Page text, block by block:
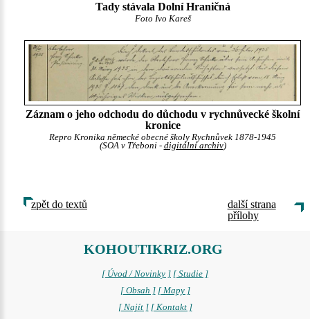
Tady stávala Dolní Hraničná
Foto Ivo Kareš
Záznam o jeho odchodu do důchodu v rychnůvecké školní
kronice
Repro Kronika německé obecné školy Rychnůvek 1878-1945
(SOA v Třeboni - digitální archiv)
zpět do textů
další strana
přílohy
KOHOUTIKRIZ.ORG
[ Úvod / Novinky ] [ Studie ]
[ Obsah ] [ Mapy ]
[ Najít ] [ Kontakt ]